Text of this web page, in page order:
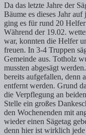
Da das letzte Jahre der
Bäume es dieses Jahr
ging es für rund 20
Während der 19.02.
war, konnten die Helfer
freuen. In 3-4 Truppen
Gemeinde aus. Totholz
mussten abgesägt
bereits aufgefallen, denn
entfernt werden. Grund
die Verpflegung an
Stelle ein großes
den Wochenenden mit
wieder einen Sägetag
denn hier ist wirklich